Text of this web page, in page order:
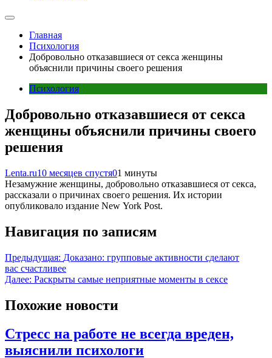
Главная
Психология
Добровольно отказавшиеся от секса женщины
объяснили причины своего решения
Психология
Добровольно отказавшиеся от секса
женщины объяснили причины своего
решения
Lenta.ru10 месяцев спустя01 минуты
Незамужние женщины, добровольно отказавшиеся от секса,
рассказали о причинах своего решения. Их истории
опубликовало издание New York Post.
Навигация по записям
Предыдущая: Доказано: групповые активности сделают
вас счастливее
Далее: Раскрыты самые неприятные моменты в сексе
Похожие новости
Стресс на работе не всегда вреден,
выяснили психологи